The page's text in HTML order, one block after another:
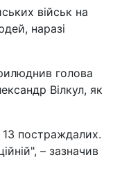
військ на
наразі
голова
Вілкул, як
постраждалих.
– зазначив